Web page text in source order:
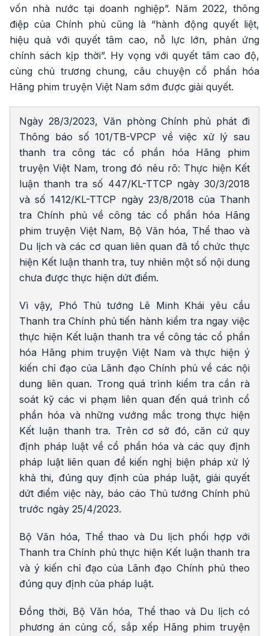
vốn nhà nước tại doanh nghiệp”. Năm 2022, thông
điệp của Chính phủ cũng là “hành động quyết liệt,
hiệu quả với quyết tâm cao, nỗ lực lớn, phản ứng
chính sách kịp thời”. Hy vọng với quyết tâm cao độ,
cùng chủ trương chung, câu chuyện cổ phần hóa
Hãng phim truyện Việt Nam sớm được giải quyết.
Ngày 28/3/2023, Văn phòng Chính phủ phát đi
Thông báo số 101/TB-VPCP về việc xử lý sau
thanh tra công tác cổ phần hóa Hãng phim
truyện Việt Nam, trong đó nêu rõ: Thực hiện Kết
luận thanh tra số 447/KL-TTCP ngày 30/3/2018
và số 1412/KL-TTCP ngày 23/8/2018 của Thanh
tra Chính phủ về công tác cổ phần hóa Hãng
phim truyện Việt Nam, Bộ Văn hóa, Thể thao và
Du lịch và các cơ quan liên quan đã tổ chức thực
hiện Kết luận thanh tra, tuy nhiên một số nội dung
chưa được thực hiện dứt điểm.
Vì vậy, Phó Thủ tướng Lê Minh Khái yêu cầu
Thanh tra Chính phủ tiến hành kiểm tra ngay việc
thực hiện Kết luận thanh tra về công tác cổ phần
hóa Hãng phim truyện Việt Nam và thực hiện ý
kiến chỉ đạo của Lãnh đạo Chính phủ về các nội
dung liên quan. Trong quá trình kiểm tra cần rà
soát kỹ các vi phạm liên quan đến quá trình cổ
phần hóa và những vướng mắc trong thực hiện
Kết luận thanh tra. Trên cơ sở đó, căn cứ quy
định pháp luật về cổ phần hóa và các quy định
pháp luật liên quan để kiến nghị biện pháp xử lý
khả thi, đúng quy định của pháp luật, giải quyết
dứt điểm việc này, báo cáo Thủ tướng Chính phủ
trước ngày 25/4/2023.
Bộ Văn hóa, Thể thao và Du lịch phối hợp với
Thanh tra Chính phủ thực hiện Kết luận thanh tra
và ý kiến chỉ đạo của Lãnh đạo Chính phủ theo
đúng quy định của pháp luật.
Đồng thời, Bộ Văn hóa, Thể thao và Du lịch có
phương án củng cố, sắp xếp Hãng phim truyện